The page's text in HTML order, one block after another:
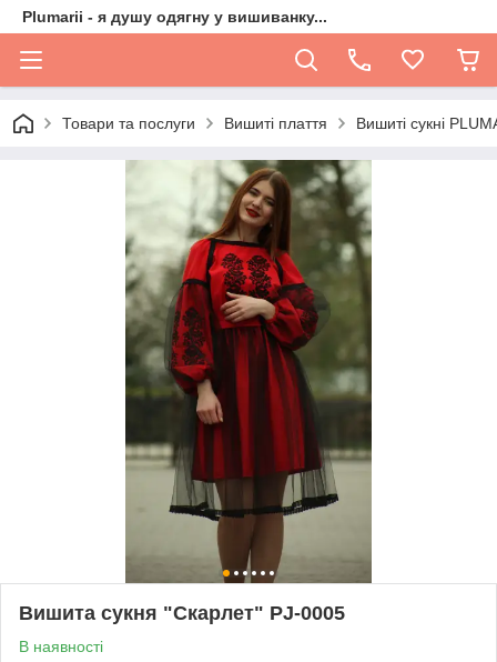
Plumarii - я душу одягну у вишиванку...
Товари та послуги Вишиті плаття Вишиті сукні
Вишита сукня "Скарлет" PJ-0005
В наявності